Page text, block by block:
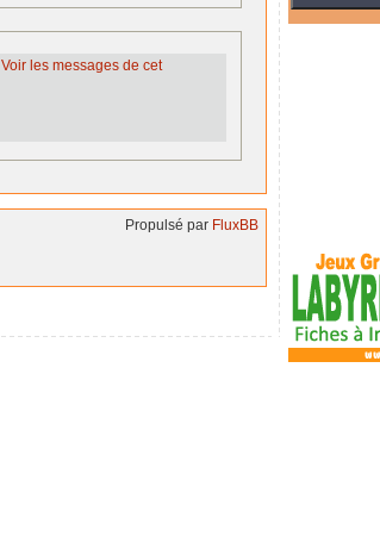
Voir les messages de cet
Propulsé par FluxBB